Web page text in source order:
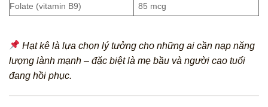
Folate (vitamin B9) 85 mcg
Hạt kê là lựa chọn lý tưởng cho những ai cần nạp năng
lượng lành mạnh – đặc biệt là mẹ bầu và người cao tuổi
đang hồi phục.